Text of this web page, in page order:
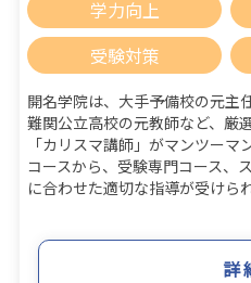
学力向上
受験対策
開名学院は、大手予備校の元主
難関公立高校の元教師など、厳
「カリスマ講師」がマンツー
コースから、受験専門コース、
に合わせた適切な指導が受けられ
詳